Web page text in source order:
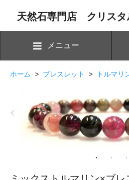
天然石専門店 クリスタ
メニュー
ホーム > ブレスレット > トルマリ